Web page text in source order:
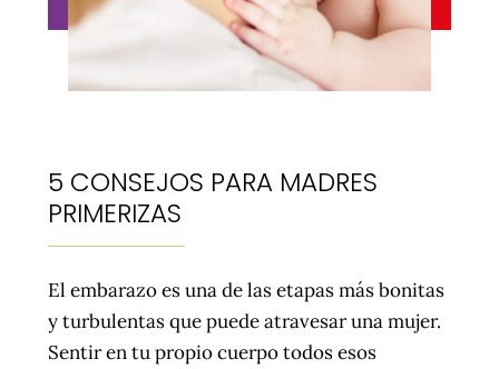
5 CONSEJOS PARA MADRES
PRIMERIZAS
El embarazo es una de las etapas más bonitas
y turbulentas que puede atravesar una mujer.
Sentir en tu propio cuerpo todos esos